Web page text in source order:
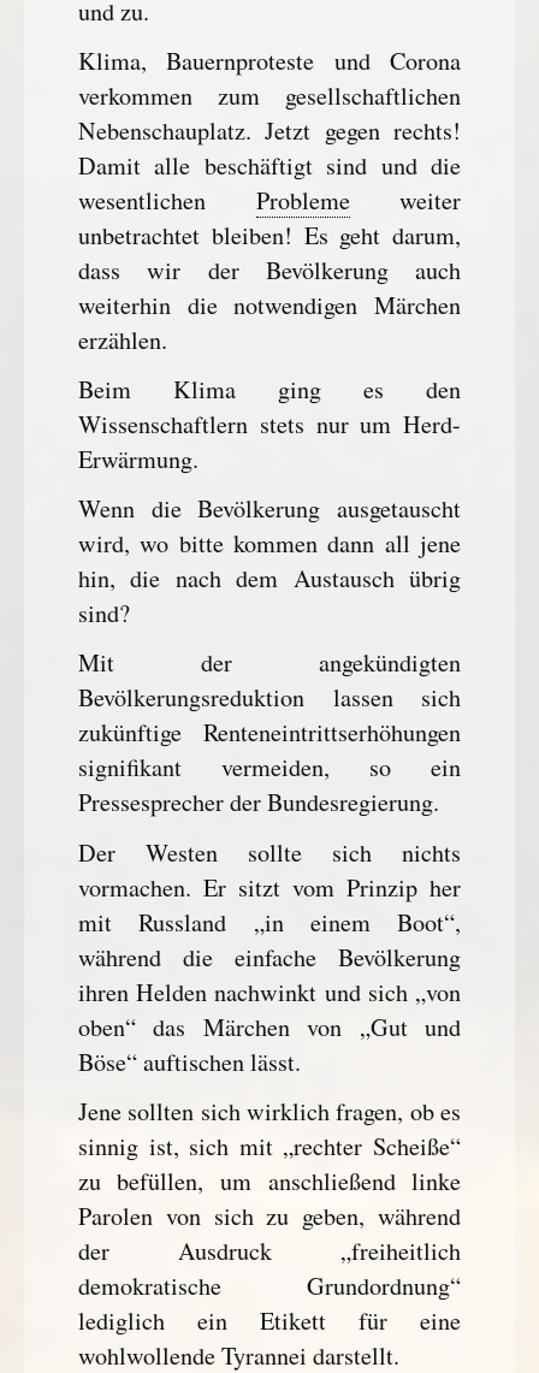
und zu.
Klima, Bauernproteste und Corona
verkommen zum gesellschaftlichen
Nebenschauplatz. Jetzt gegen rechts!
Damit alle beschäftigt sind und die
wesentlichen Problemeweiter
unbetrachtet bleiben! Es geht darum,
dass wir der Bevölkerung auch
weiterhin die notwendigen Märchen
erzählen.
Beim Klima ging es den
Wissenschaftlern stets nur um Herd-
Erwärmung.
Wenn die Bevölkerung ausgetauscht
wird, wo bitte kommen dann all jene
hin, die nach dem Austausch übrig
sind?
Mit der angekündigten
Bevölkerungsreduktion lassen sich
zukünftige Renteneintrittserhöhungen
signifikant vermeiden, so ein
Pressesprecher der Bundesregierung.
Der Westen sollte sich nichts
vormachen. Er sitzt vom Prinzip her
mit Russland „in einem Boot“,
während die einfache Bevölkerung
ihren Helden nachwinkt und sich „von
oben“ das Märchen von „Gut und
Böse“ auftischen lässt.
Jene sollten sich wirklich fragen, ob es
sinnig ist, sich mit „rechter Scheiße“
zu befüllen, um anschließend linke
Parolen von sich zu geben, während
der Ausdruck „freiheitlich
demokratische Grundordnung“
lediglich ein Etikett für eine
wohlwollende Tyrannei darstellt.